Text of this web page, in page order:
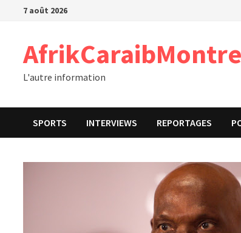
Passer7 août 2026
L'autre information
SPORTS INTERVIEWS REPORTAGES